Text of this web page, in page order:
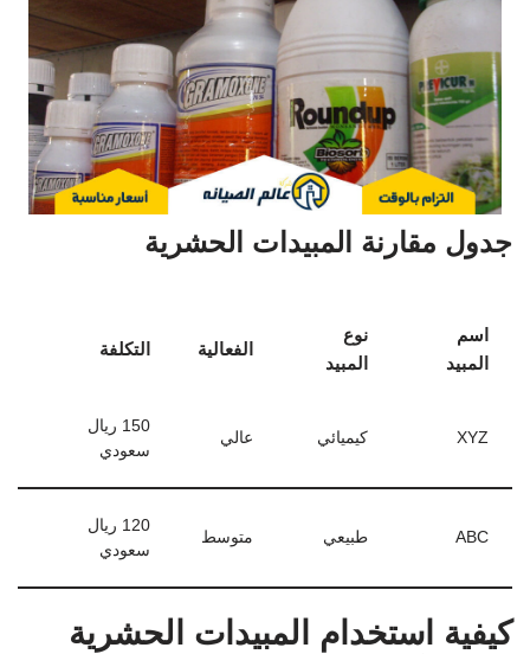
جدول مقارنة المبيدات الحشرية
اسم
المبيد
نوع
المبيد
الفعالية التكلفة
XYZ كيميائي عالي
150 ريال
سعودي
ABC طبيعي متوسط
120 ريال
سعودي
كيفية استخدام المبيدات الحشرية